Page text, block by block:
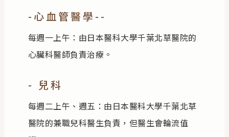
-心血管醫學--
每週一上午：由日本醫科大學千葉北草醫院的
心臟科醫師負責治療。
- 兒科
每週二上午、週五：由日本醫科大學千葉北草
醫院的兼職兒科醫生負責，但醫生會輪流值